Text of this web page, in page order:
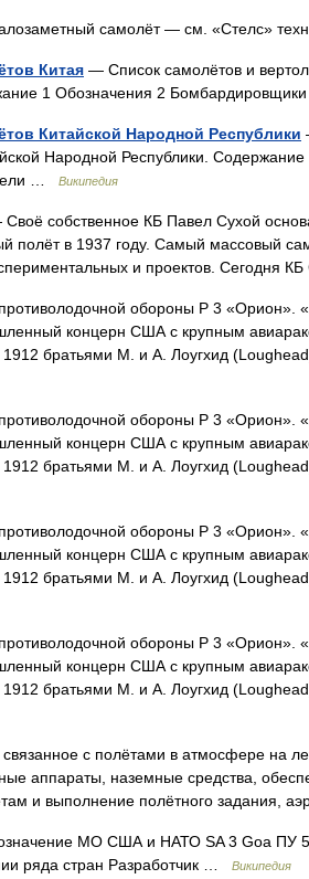
самолёт — см. «Стелс»
Китая — Список самолётов и
1 Обозначения 2
Китайской Народной Республики
Народной Республики.
…
Википедия
собственное КБ Павел Сухой
полёт в 1937 году. Самый массовый
и проектов. Сегодня
обороны P 3 «Орион».
концерн США с крупным
1912 братьями М. и А. Лоугхид
обороны P 3 «Орион».
концерн США с крупным
1912 братьями М. и А. Лоугхид
обороны P 3 «Орион».
концерн США с крупным
1912 братьями М. и А. Лоугхид
обороны P 3 «Орион».
концерн США с крупным
1912 братьями М. и А. Лоугхид
с полётами в атмосфере на
аппараты, наземные средства,
и выполнение полётного задания,
МО США и НАТО SA 3 Goa ПУ
ряда стран Разработчик …
Википедия